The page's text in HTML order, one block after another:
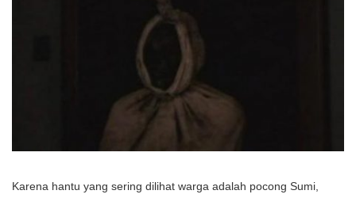
Karena hantu yang sering dilihat warga adalah pocong Sumi,